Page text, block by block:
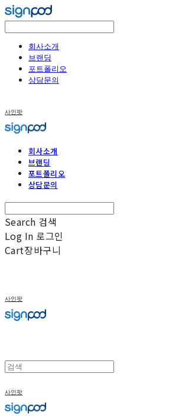
회사소개
브랜딩
포트폴리오
상담문의
사인팟
회사소개
브랜딩
포트폴리오
상담문의
Search 검색
Log In 로그인
Cart장바구니
사인팟
사인팟